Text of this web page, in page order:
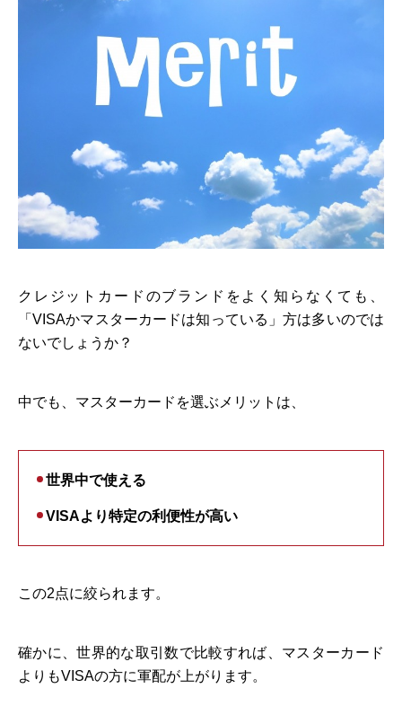
クレジットカードのブランドをよく知らなくても、
「VISAかマスターカードは知っている」方は多いのでは
ないでしょうか？
中でも、マスターカードを選ぶメリットは、
世界中で使える
VISAより特定の利便性が高い
この2点に絞られます。
確かに、世界的な取引数で比較すれば、マスターカード
よりもVISAの方に軍配が上がります。